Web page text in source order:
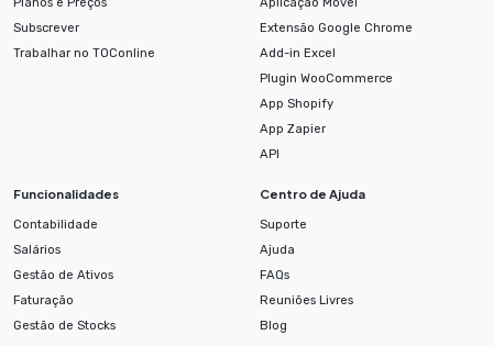
Planos e Preços
Subscrever
Trabalhar no TOConline
Aplicação Móvel
Extensão Google Chrome
Add-in Excel
Plugin WooCommerce
App Shopify
App Zapier
API
Funcionalidades
Contabilidade
Salários
Gestão de Ativos
Faturação
Gestão de Stocks
Centro de Ajuda
Suporte
Ajuda
FAQs
Reuniões Livres
Blog